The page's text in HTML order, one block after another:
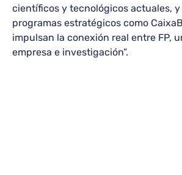
científicos y tecnológicos actuales,
programas estratégicos como
impulsan la conexión real entre FP,
empresa e investigación”.